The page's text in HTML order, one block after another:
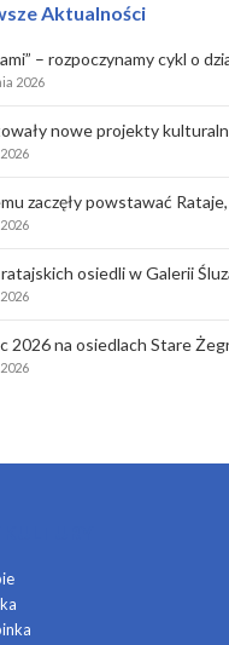
Aktualności
– rozpoczynamy cykl o
2026
nowe projekty
zaczęły powstawać
osiedli w Galerii
2026 na osiedlach Stare